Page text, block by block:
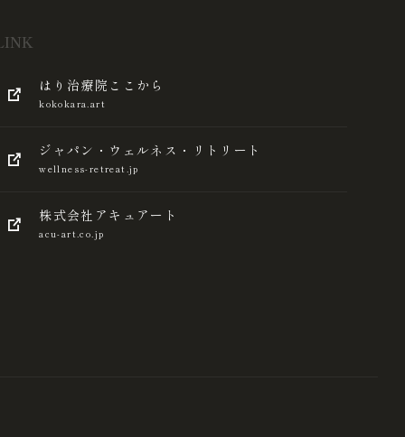
はり治療院ここから
kokokara.art
ジャパン・ウェルネス・リトリート
wellness-retreat.jp
株式会社アキュアート
acu-art.co.jp